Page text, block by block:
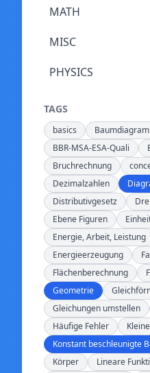
MATH
MISC
PHYSICS
TAGS
basics
BBR-MSA-ESA-Quali
Bruchrechnung
Dezimalzahlen
Distributivgesetz
Ebene Figuren
Energie, Arbeit, Leistung
Energieerzeugung
Flächenberechnung
Geometrie
Gleichungen umstellen
Häufige Fehler
Konstant beschleunigte
Körper
Lineare